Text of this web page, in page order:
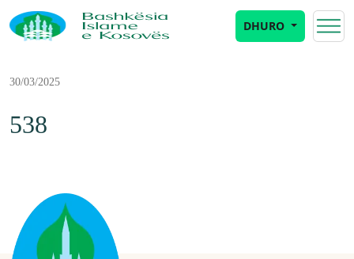
DHURO
30/03/2025
538